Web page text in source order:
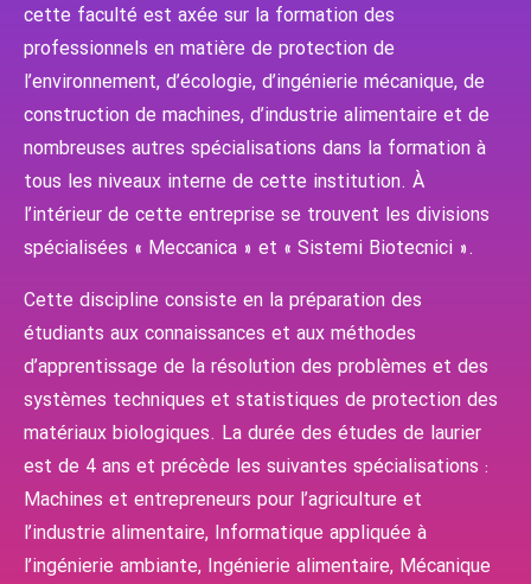
cette faculté est axée sur la formation des
professionnels en matière de protection de
l’environnement, d’écologie, d’ingénierie mécanique, de
construction de machines, d’industrie alimentaire et de
nombreuses autres spécialisations dans la formation à
tous les niveaux interne de cette institution. À
l’intérieur de cette entreprise se trouvent les divisions
spécialisées « Meccanica » et « Sistemi Biotecnici ».
Cette discipline consiste en la préparation des
étudiants aux connaissances et aux méthodes
d’apprentissage de la résolution des problèmes et des
systèmes techniques et statistiques de protection des
matériaux biologiques. La durée des études de laurier
est de 4 ans et précède les suivantes spécialisations :
Machines et entrepreneurs pour l’agriculture et
l’industrie alimentaire, Informatique appliquée à
l’ingénierie ambiante, Ingénierie alimentaire, Mécanique